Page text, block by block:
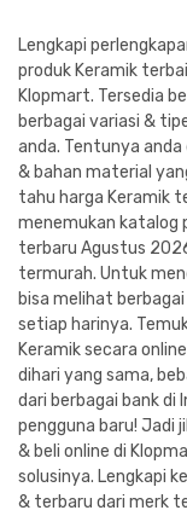
Lengkapi
produk Keramik
Klopmart. Tersedia
berbagai variasi &
anda. Tentunya
& bahan material
tahu harga Keramik
menemukan katalog
terbaru Agustus
termurah. Untuk
bisa melihat
setiap harinya.
Keramik secara
dihari yang sama,
dari berbagai bank di
pengguna baru! Jadi
& beli online di
solusinya. Lengkapi
& terbaru dari merk